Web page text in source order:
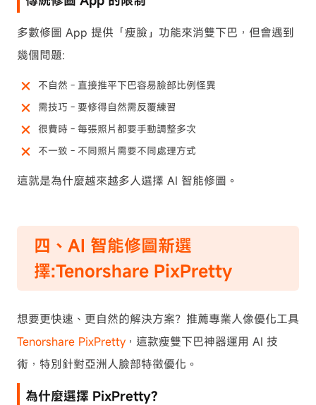
多數修圖 App 提供「瘦臉」功能來消雙下巴，但會遇到
幾個問題:
不自然 - 直接推平下巴容易臉部比例怪異
需技巧 - 要修得自然需反覆練習
很費時 - 每張照片都要手動調整多次
不一致 - 不同照片需要不同處理方式
這就是為什麼越來越多人選擇 AI 智能修圖。
四、AI 智能修圖新選
擇:Tenorshare PixPretty
想要更快速、更自然的解決方案？推薦專業人像優化工具
Tenorshare PixPretty，這款瘦雙下巴神器運用 AI 技
術，特別針對亞洲人臉部特徵優化。
為什麼選擇 PixPretty?